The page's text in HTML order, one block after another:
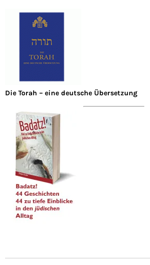
Die Torah – eine deutsche Übersetzung